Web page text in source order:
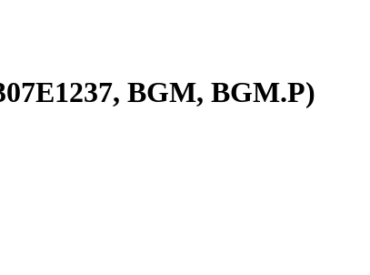
BGM, BGM.P)